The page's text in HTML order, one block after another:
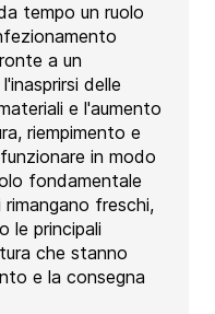
tempo un ruolo
a un
delle
e l'aumento
riempimento e
in modo
fondamentale
freschi,
le principali
che stanno
e la consegna